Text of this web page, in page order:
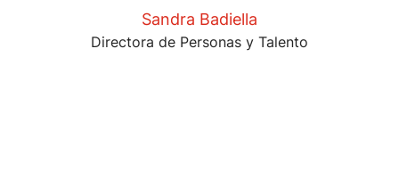
Sandra Badiella
Directora de Personas y Talento